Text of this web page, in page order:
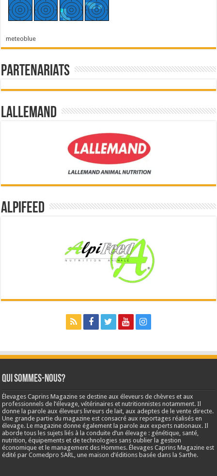
meteoblue
Partenariats
Lallemand
Alpifeed
Qui sommes-nous?
Élevages Caprins Magazine se destine aux éleveurs de chèvres et aux
professionnels de l’élevage, vétérinaires et nutritionnistes notamment. Il
donne la parole aux éleveurs livreurs de lait, aux adeptes de le vente directe.
Une grande partie du magazine est consacré aux reportages réalisés en
élevage. Le magazine donne également la parole aux experts nationaux. Il
aborde tous les sujets liés à la conduite d’un élevage : génétique, santé,
nutrition, équipements et de technologies sans oublier la gestion
économique et le management des Hommes. Élevages Caprins Magazine est
édité par Comedpro SARL, une maison d’éditions basée dans la Sarthe.